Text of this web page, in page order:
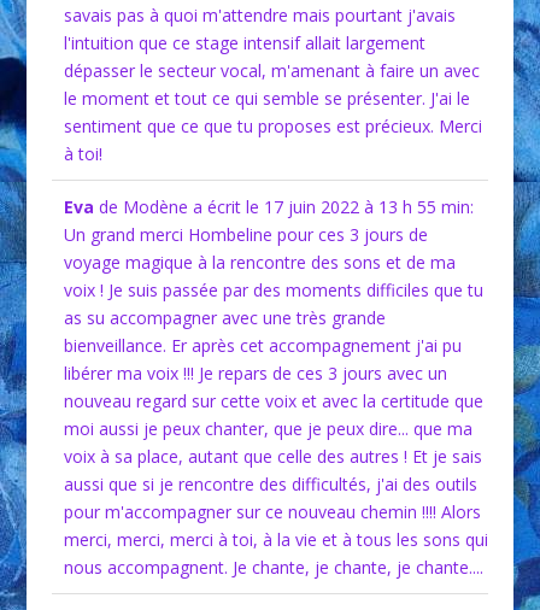
savais pas à quoi m'attendre mais pourtant j'avais
l'intuition que ce stage intensif allait largement
dépasser le secteur vocal, m'amenant à faire un avec
le moment et tout ce qui semble se présenter. J'ai le
sentiment que ce que tu proposes est précieux. Merci
à toi!
Eva de Modène a écrit le 17 juin 2022à 13 h 55 min:
Un grand merci Hombeline pour ces 3 jours de
voyage magique à la rencontre des sons et de ma
voix ! Je suis passée par des moments difficiles que tu
as su accompagner avec une très grande
bienveillance. Er après cet accompagnement j'ai pu
libérer ma voix !!! Je repars de ces 3 jours avec un
nouveau regard sur cette voix et avec la certitude que
moi aussi je peux chanter, que je peux dire... que ma
voix à sa place, autant que celle des autres ! Et je sais
aussi que si je rencontre des difficultés, j'ai des outils
pour m'accompagner sur ce nouveau chemin !!!! Alors
merci, merci, merci à toi, à la vie et à tous les sons qui
nous accompagnent. Je chante, je chante, je chante....